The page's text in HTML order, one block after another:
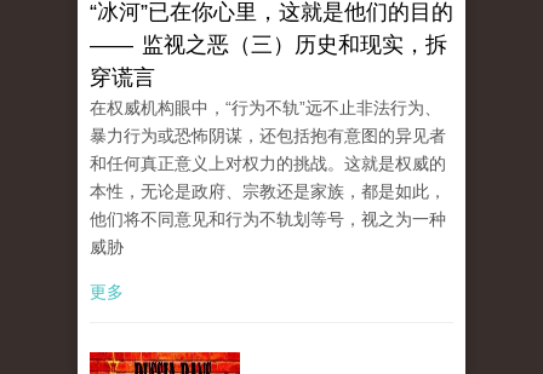
“冰河”已在你心里，这就是他们的目的
—— 监视之恶（三）历史和现实，拆
穿谎言
在权威机构眼中，“行为不轨”远不止非法行为、
暴力行为或恐怖阴谋，还包括抱有意图的异见者
和任何真正意义上对权力的挑战。这就是权威的
本性，无论是政府、宗教还是家族，都是如此，
他们将不同意见和行为不轨划等号，视之为一种
威胁
更多